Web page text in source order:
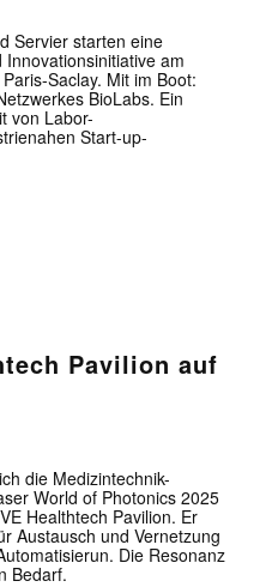
Servier starten eine
am
Saclay. Mit im Boot:
BioLabs. Ein
von Labor-
Start-up-
Pavilion auf
die Medizintechnik-
World of Photonics 2025
Healthtech Pavilion. Er
Austausch und Vernetzung
Die Resonanz
Bedarf.